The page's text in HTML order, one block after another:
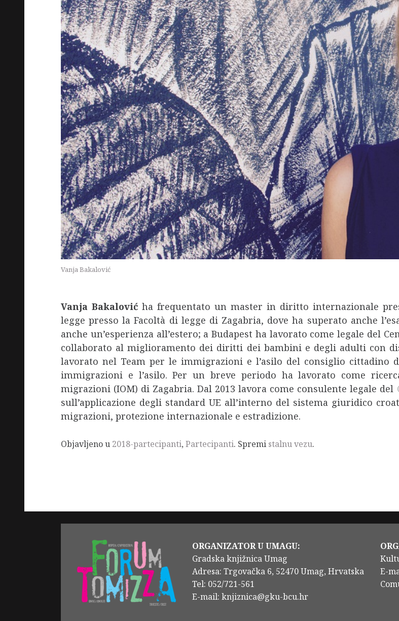
Vanja Bakalović
Vanja Bakalović ha frequentato un master in diritto internazionale
legge presso la Facoltà di legge di Zagabria, dove ha superato anche
anche un’esperienza all’estero; a Budapest ha lavorato come legale del
collaborato al miglioramento dei diritti dei bambini e degli adulti con
lavorato nel Team per le immigrazioni e l’asilo del consiglio
immigrazioni e l’asilo. Per un breve periodo ha lavorato come
migrazioni (IOM) di Zagabria. Dal 2013 lavora come consulente legale del
sull’applicazione degli standard UE all’interno del sistema giuridico
migrazioni, protezione internazionale e estradizione.
Objavljeno u 2018-partecipanti, Partecipanti. Spremi stalnu vezu.
ORGANIZATOR U UMAGU:
Gradska knjižnica Umag
Adresa: Trgovačka 6, 52470 Umag, Hrvatska
Tel: 052/721-561
E-mail: knjiznica@gku-bcu.hr
E-